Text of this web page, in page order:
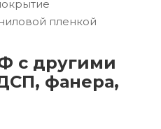
пленкой
с другими
фанера,